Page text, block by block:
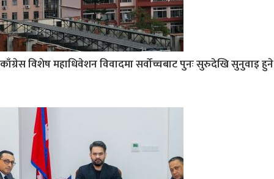
काँग्रेस विशेष महाधिवेशन विवादमा सर्वोच्चबाट पुनः सुरुदेखि सुनुवाइ हुने